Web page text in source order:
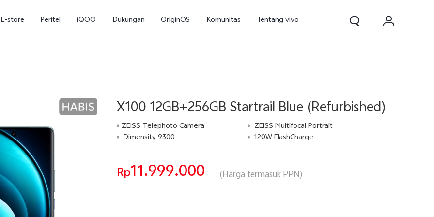
E-store Peritel iQOO Dukungan OriginOS Komunitas Tentang vivo
T5 T5 Pro
X100 12GB+256GB Startrail Blue (Refurbished)
ZEISS Telephoto Camera
ZEISS Multifocal Portrait
Dimensity 9300
120W FlashCharge
Rp11.999.000 (Harga termasuk PPN)